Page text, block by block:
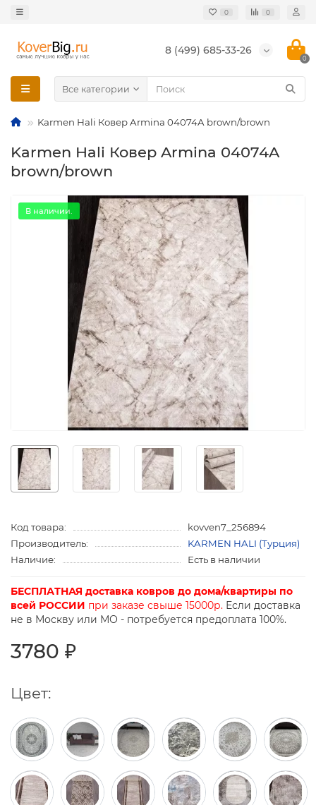
0 0
8 (499) 685-33-26
0
Все категории
Karmen Hali Ковер Armina 04074A brown/brown
Karmen Hali Ковер Armina 04074A
brown/brown
В наличии.
Код товара:
kovven7_256894
Производитель:
KARMEN HALI (Турция)
Наличие:
Есть в наличии
БЕСПЛАТНАЯ доставка ковров до дома/квартиры по
всей РОССИИ при заказе свыше 15000р. Если доставка
не в Москву или МО - потребуется предоплата 100%.
3780 ₽
Цвет: